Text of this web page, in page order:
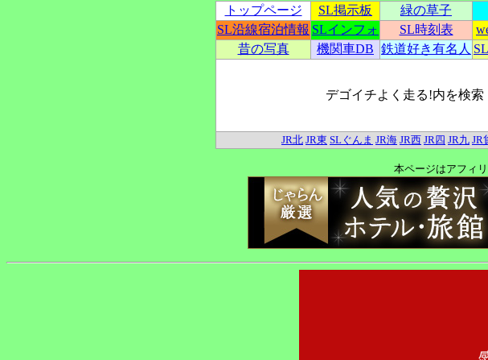
トップページ SL掲示板 緑の草子
SL沿線宿泊情報 SLインフォ SL時刻表
昔の写真
機関車DB 鉄道好き有名人
デゴイチよく走る!内を検索
JR北 JR東 SLぐんま JR海 JR西 JR四 JR九 JR
本ページはアフィ